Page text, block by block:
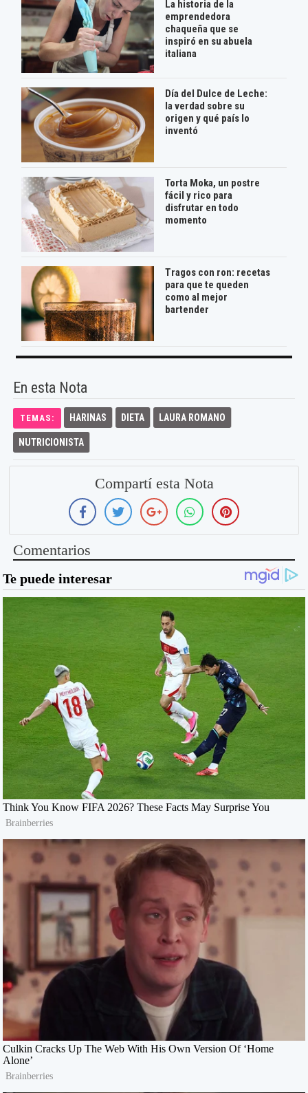
La historia de la
emprendedora
chaqueña que se
inspiró en su abuela
italiana
Día del Dulce de Leche:
la verdad sobre su
origen y qué país lo
inventó
Torta Moka, un postre
fácil y rico para
disfrutar en todo
momento
Tragos con ron: recetas
para que te queden
como al mejor
bartender
En esta Nota
TEMAS: HARINAS DIETA LAURA ROMANO
NUTRICIONISTA
Compartí esta Nota
Comentarios